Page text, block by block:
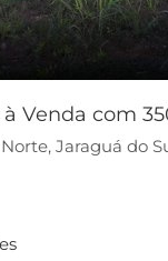
Venda com
Jaraguá do